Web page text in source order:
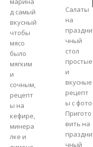
д самый
вкусный
чтобы
мясо
было
мягким
и
сочным,
рецепт
ы на
кефире,
минера
лке и
Салаты
на
праздни
чный
стол
простые
и
вкусные
рецепт
ы с фото
Пригото
вить на
праздни
чный